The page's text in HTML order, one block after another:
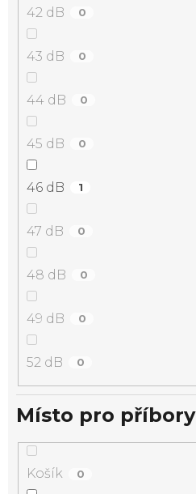
42 dB 0
43 dB 0
44 dB 0
45 dB 0
46 dB 1
47 dB 0
48 dB 0
49 dB 0
52 dB 0
Místo pro příbory
Košík 0